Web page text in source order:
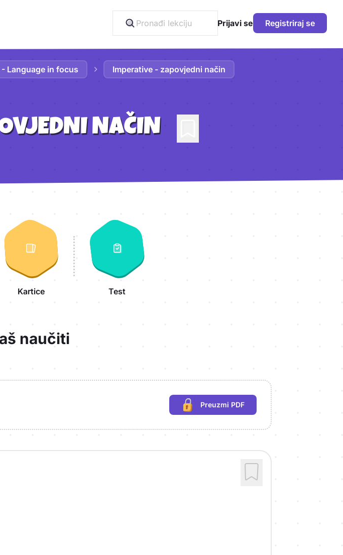
Prijavi se Registriraj se
Language in focus Imperative - zapovjedni način
NAČIN
Kartice Test
naučiti
Preuzmi PDF
(potrebna prijava)